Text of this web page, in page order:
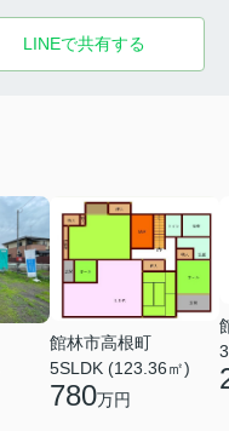
LINEで共有する
館林市高根町
5SLDK (123.36㎡)
780万円